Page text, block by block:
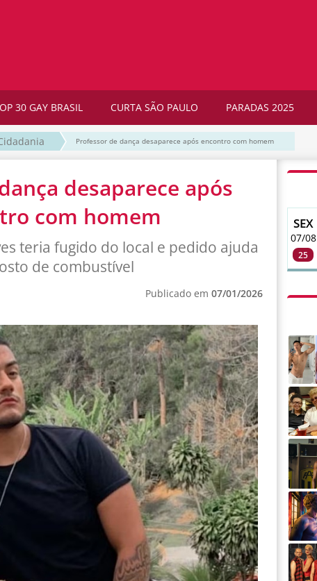
30 GAY BRASIL CURTA SÃO PAULO PARADAS 2025
Professor de dança desaparece após encontro com homem
desaparece após
com homem
teria fugido do local e pedido ajuda
de combustível
Publicado em 07/01/2026
SEX
07/08
25